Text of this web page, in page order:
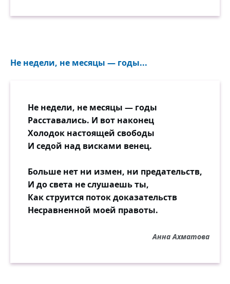
Не недели, не месяцы — годы...
Не недели, не месяцы — годы
Расставались. И вот наконец
Холодок настоящей свободы
И седой над висками венец.
Больше нет ни измен, ни предательств,
И до света не слушаешь ты,
Как струится поток доказательств
Несравненной моей правоты.
Анна Ахматова